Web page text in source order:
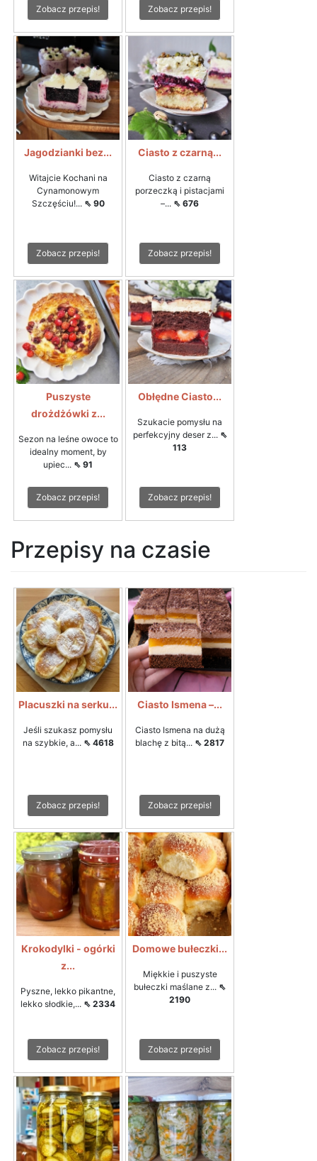
Zobacz przepis! Zobacz przepis!
Jagodzianki bez...
Witajcie Kochani na
Cynamonowym
Szczęściu!... ⇖ 90
Zobacz przepis!
Ciasto z czarną...
Ciasto z czarną
porzeczką i pistacjami
–... ⇖ 676
Zobacz przepis!
Puszyste
drożdżówki z...
Sezon na leśne owoce to
idealny moment, by
upiec... ⇖ 91
Zobacz przepis!
Obłędne Ciasto...
Szukacie pomysłu na
perfekcyjny deser z... ⇖
113
Zobacz przepis!
Przepisy na czasie
Placuszki na serku...
Jeśli szukasz pomysłu
na szybkie, a... ⇖ 4618
Zobacz przepis!
Ciasto Ismena –...
Ciasto Ismena na dużą
blachę z bitą... ⇖ 2817
Zobacz przepis!
Krokodylki - ogórki
z...
Pyszne, lekko pikantne,
lekko słodkie,... ⇖ 2334
Zobacz przepis!
Domowe bułeczki...
Miękkie i puszyste
bułeczki maślane z... ⇖
2190
Zobacz przepis!